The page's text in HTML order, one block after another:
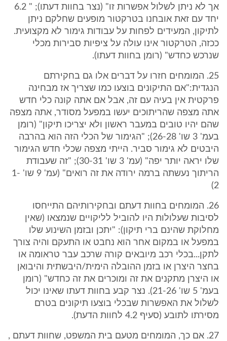
אך לא ניתן לשלול אפשרות זו" (נצר בחוות דעתו); " 6.2
יחד עם זאת אובחנו בטרקטור מופעים שחלקם ניתן
לתיקון, המעידים לפחות על עבודות גימור לא מקצועית.
ככזה, הטרקטור אינו עולה על ציפיות סבירות מכלי
שנרכש כחדש" (רומן בחוות דעתו).
25. המומחים חזרו על דברים אלו גם בחקירתם
הנגדית:"אם התיקונים בוצעו כמו שצריך אז מבחינה
פרקטית אין בעיה עם זה, אבל אם אתה קונה כלי חדש
אתה מצפה שהריתוכים יעשו במפעל מסודר, אתה מצפה
שהם יהיו טובים במעבר ראשון ולא יצריכו תיקון" (רומן
בעמ' 3 שו' 26-28); "הגימור של הכלי הזה הוא בהרבה
היבטים לא גימור סביר. הייתי מצפה שכלי חדש הגימור
שלו יראה יותר יפה" (עמ' 3 שו' 30-31); "זה שעבודת
הריתוך נעשתה ברמה ירודה את זה רואים" (עמ' 9 שו' 1-
2)
26. המומחים בחוות דעתם ובחקירותיהם התייחסו
לסיבות שעלולות היו להוביל לליקויים שנמצאו (שאין
מחלוקת שהינם ברי תיקון): "יתכן ובזמן השינוע שלו
במפעל או במקום אחר הוא נחבט או התעקם והיה צורך
לתקן...בכלי רכב מיובאים קורה שרכב עבר טראומה או
בחצר היצרן או בזמן ההובלה הימית/היבשתית והיבואן
או היצרן מתקנים את זה ומוכרים את זה כחדש" (רומן
בעמ' 5 שו' 21-26). נצר קבע בחוות דעתו שאינו יכול
לשלול את האפשרות שבכלי בוצעו תיקונים בטרם
מסירתו לתובע (סעיף 4.2 לחוות הדעת).
27. אם כך, המומחים מטעם בית המשפט, שחוות דעתם ,